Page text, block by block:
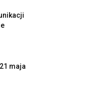
maja